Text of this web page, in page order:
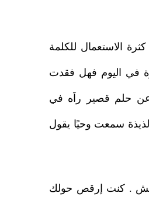
الاستعمال للكلمة
في اليوم فهل فقدت
حلم قصير راَه في
سمعت وحيًا يقول
. كنت إرقص حولك